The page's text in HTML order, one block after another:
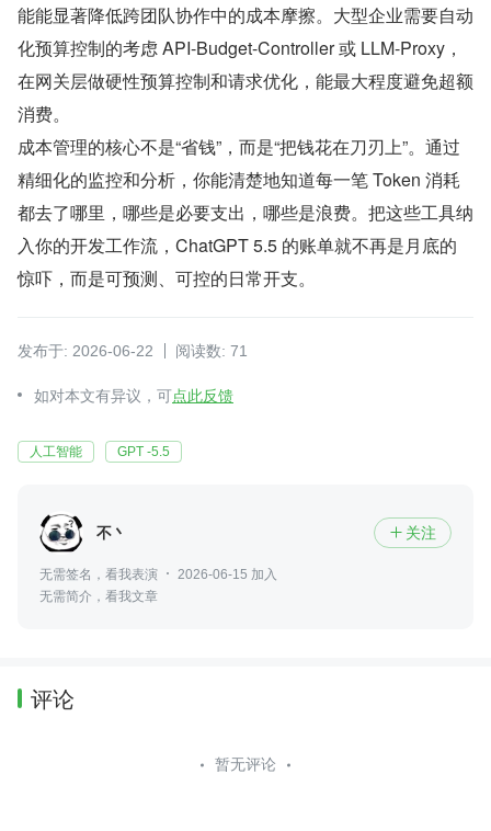
能能显著降低跨团队协作中的成本摩擦。大型企业需要自动
化预算控制的考虑 API-Budget-Controller 或 LLM-Proxy，
在网关层做硬性预算控制和请求优化，能最大程度避免超额
消费。
成本管理的核心不是“省钱”，而是“把钱花在刀刃上”。通过
精细化的监控和分析，你能清楚地知道每一笔 Token 消耗
都去了哪里，哪些是必要支出，哪些是浪费。把这些工具纳
入你的开发工作流，ChatGPT 5.5 的账单就不再是月底的
惊吓，而是可预测、可控的日常开支。
发布于: 2026-06-22 阅读数: 71
如对本文有异议，可点此反馈
人工智能 GPT -5.5
不丶  关注
无需签名，看我表演
2026-06-15 加入
无需简介，看我文章
评论
暂无评论